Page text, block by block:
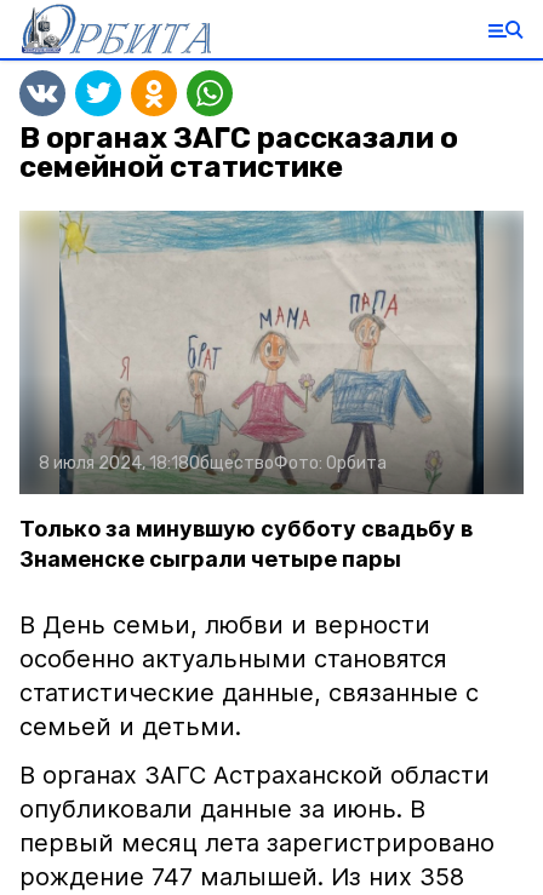
В органах ЗАГС рассказали о
семейной статистике
8 июля 2024, 18:18ОбществоФото: Орбита
Только за минувшую субботу свадьбу в
Знаменске сыграли четыре пары
В День семьи, любви и верности
особенно актуальными становятся
статистические данные, связанные с
семьей и детьми.
В органах ЗАГС Астраханской области
опубликовали данные за июнь. В
первый месяц лета зарегистрировано
рождение 747 малышей. Из них 358